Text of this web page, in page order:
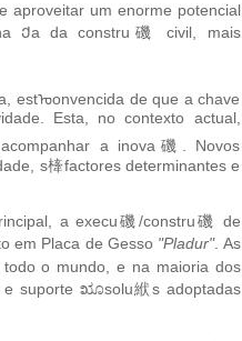
aproveitar um enorme potencial
Ქa da constru磯 civil, mais
estᠣonvencida de que a chave
Esta, no contexto actual,
a inova磯. Novos
s㯠factores determinantes e
a execu磯/constru磯 de
em Placa de Gesso "Pladur". As
o mundo, e na maioria dos
e suporte ೠsolu絥s adoptadas